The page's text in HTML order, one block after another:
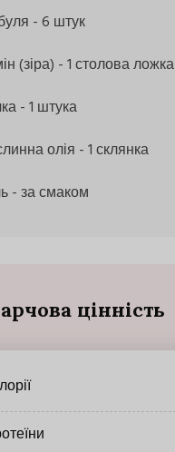
- 6 штук
(зіра) - 1 столова ложка
- 1 штука
олія - 1 склянка
- за смаком
цінність